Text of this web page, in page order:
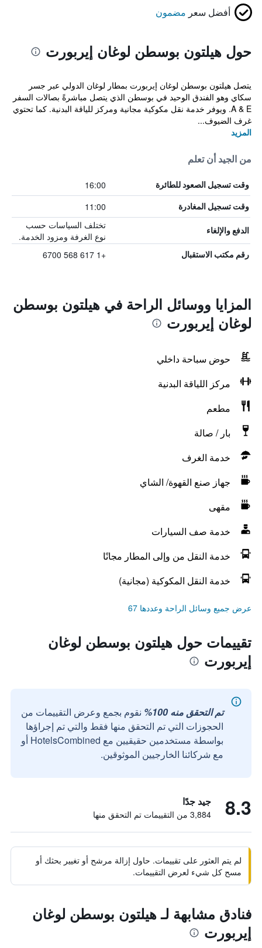
أفضل سعر مضمون
حول هيلتون بوسطن لوغان إيربورت
يتصل هيلتون بوسطن لوغان إيربورت بمطار لوغان الدولي عبر جسر
سكاي وهو الفندق الوحيد في بوسطن الذي يتصل مباشرةً بصالات السفر
A & E. ويوفر خدمة نقل مكوكية مجانية ومركز للياقة البدنية. كما تحتوي
غرف الضيوف...
المزيد
من الجيد أن تعلم
وقت تسجيل الصعود للطائرة 16:00
وقت تسجيل المغادرة 11:00
الدفع والإلغاء
تختلف السياسات حسب
نوع الغرفة ومزود الخدمة.
رقم مكتب الاستقبال +1 617 568 6700
المزايا ووسائل الراحة في هيلتون بوسطن
لوغان إيربورت
حوض سباحة داخلي
مركز اللياقة البدنية
مطعم
بار / صالة
خدمة الغرف
جهاز صنع القهوة/ الشاي
مقهى
خدمة صف السيارات
خدمة النقل من وإلى المطار مجانًا
خدمة النقل المكوكية (مجانية)
عرض جميع وسائل الراحة وعددها 67
تقييمات حول هيلتون بوسطن لوغان
إيربورت
تم التحقق منه 100%
نقوم بجمع وعرض التقييمات من
الحجوزات التي تم التحقق منها فقط والتي تم إجراؤها
بواسطة مستخدمين حقيقيين مع HotelsCombined أو
مع شركائنا الخارجيين الموثوقين.
8.3 جيد جدًا
3,884 من التقييمات تم التحقق منها
لم يتم العثور على تقييمات. حاول إزالة مرشح أو تغيير بحثك أو
مسح كل شيء لعرض التقييمات.
فنادق مشابهة لـ هيلتون بوسطن لوغان
إيربورت